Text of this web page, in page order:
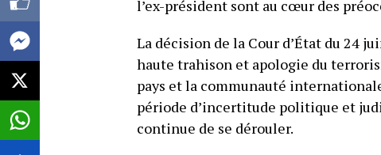
l’ex-président sont au cœur des
La décision de la Cour d’État du 24
haute trahison et apologie du
pays et la communauté
période d’incertitude politique et
continue de se dérouler.